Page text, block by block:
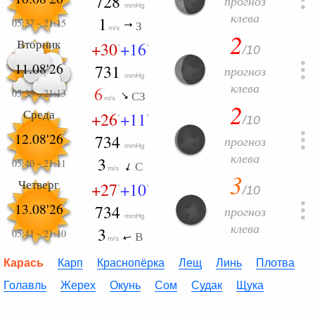
05:37-21:15
mmHg
1 m/s З
клева
Вторник
11.08'26
05:38-21:13
+30°+16°
731mmHg
6 m/s СЗ
2/10
прогноз
клева
Среда
12.08'26
05:40-21:11
+26°+11°
734mmHg
3 m/s С
2/10
прогноз
клева
Четверг
13.08'26
05:41-21:10
+27°+10°
734mmHg
3 m/s В
3/10
прогноз
клева
Карась Карп Краснопёрка Лещ Линь
Плотва
Голавль
Жерех Окунь Сом Судак Щука